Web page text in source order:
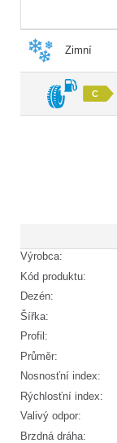
Zimní
C
Výrobca:
Kód produktu:
Dezén:
Šířka:
Profil:
Průměr:
Nosnosťní index:
Rýchlosťní index:
Valivý odpor:
Brzdná dráha: